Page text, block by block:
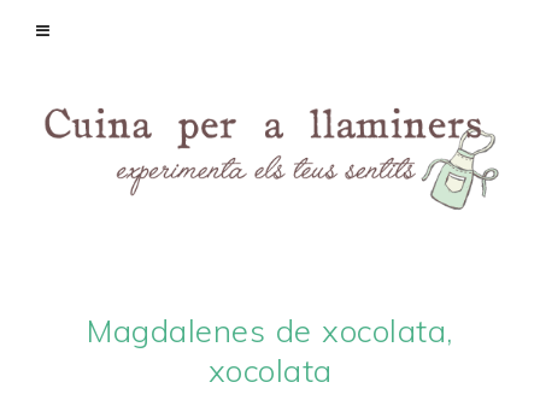
Magdalenes de xocolata,
xocolata